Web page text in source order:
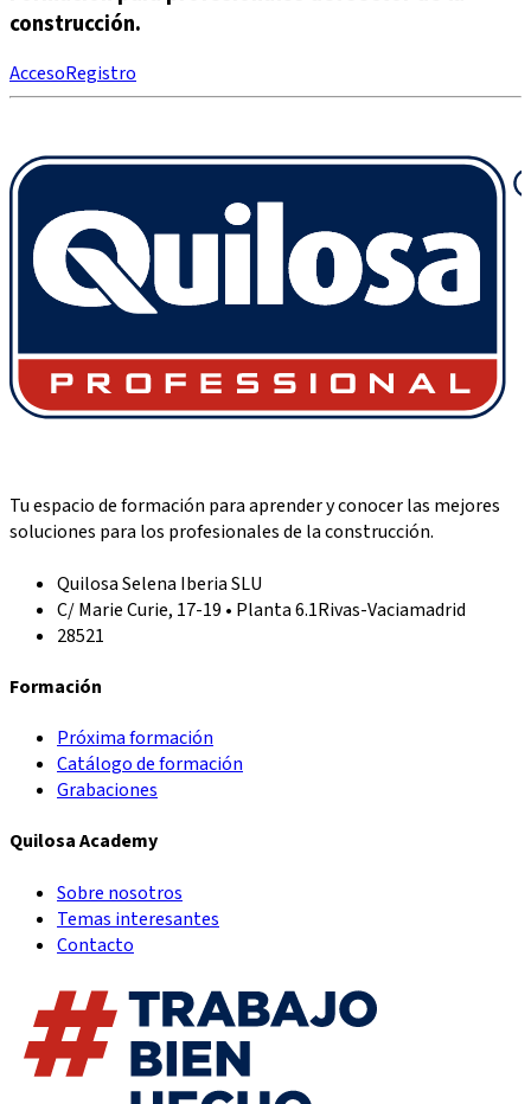
construcción.
AccesoRegistro
Tu espacio de formación para aprender y conocer las mejores
soluciones para los profesionales de la construcción.
Quilosa Selena Iberia SLU
C/ Marie Curie, 17-19 • Planta 6.1Rivas-Vaciamadrid
28521
Formación
Próxima formación
Catálogo de formación
Grabaciones
Quilosa Academy
Sobre nosotros
Temas interesantes
Contacto